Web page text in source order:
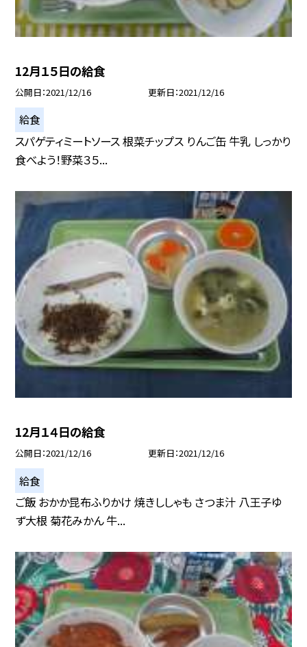
12月１５日の給食
公開日 2021/12/16 更新日 2021/12/16
給食
スパゲティミートソース 根菜チップス りんご缶 牛乳 しっかり
食べよう！野菜３５...
12月１４日の給食
公開日 2021/12/16 更新日 2021/12/16
給食
ご飯 おかか昆布ふりかけ 焼きししゃも さつま汁 八王子ゆ
ず大根 菊花みかん 牛...